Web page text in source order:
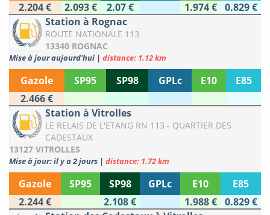
2.204 €
2.093 € 2.07 € 1.974 €
0.829 €
Station à Rognac
ROUTE NATIONALE 113
13340 ROGNAC
Mise à jour aujourd'hui | distance: 1.12 km
Gazole SP95 SP98 GPLc E10
E85
2.466 €
Station à Vitrolles
LE RELAIS DE L'ETANG RN 113 - QUARTIER DES
CADESTAUX
13127 VITROLLES
Mise à jour: il y a 2 jours | distance: 1.72 km
Gazole SP95 SP98 GPLc E10
E85
2.244 €
2.108 € 1.988 €
0.829 €